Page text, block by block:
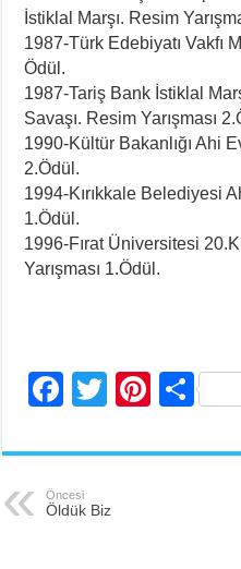
İstiklal Marşı. Resim
1987-Türk Edebiyatı Vakfı
Ödül.
1987-Tariş Bank İstiklal
Savaşı. Resim Yarışması
1990-Kültür Bakanlığı Ahi
2.Ödül.
1994-Kırıkkale Belediyesi
1.Ödül.
1996-Fırat Üniversitesi
Yarışması 1.Ödül.
F
c
e
b
T
tt
Pi
er
S
ar
Öncesi
Öldük Biz